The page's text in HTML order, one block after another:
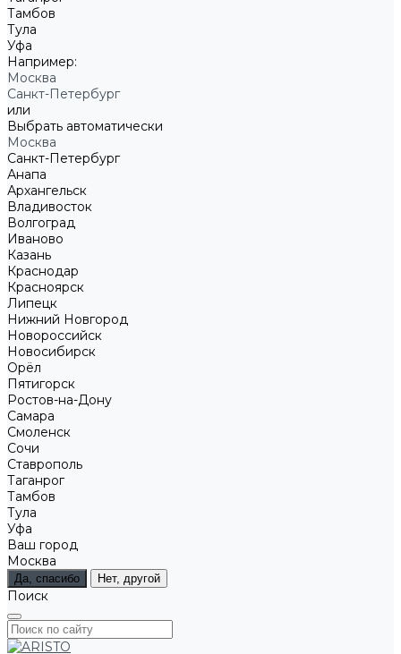
Тамбов
Тула
Уфа
Например:
Москва
Санкт-Петербург
или
Выбрать автоматически
Москва
Санкт-Петербург
Анапа
Архангельск
Владивосток
Волгоград
Иваново
Казань
Краснодар
Красноярск
Липецк
Нижний Новгород
Новороссийск
Новосибирск
Орёл
Пятигорск
Ростов-на-Дону
Самара
Смоленск
Сочи
Ставрополь
Таганрог
Тамбов
Тула
Уфа
Ваш город
Москва
Да, спасибо Нет, другой
Поиск